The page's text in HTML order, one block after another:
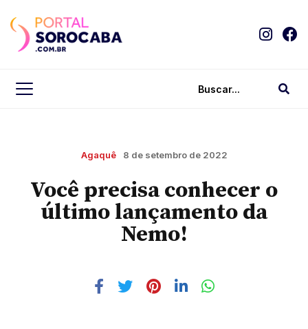
Agaquê 8 de setembro de 2022
Você precisa conhecer o
último lançamento da
Nemo!